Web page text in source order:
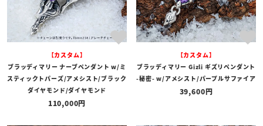
【カスタム】
ブラッディマリー ナーブペンダント w/ミ
スティックトパーズ/アメシスト/ブラック
ダイヤモンド/ダイヤモンド
110,000
【カスタム】
ブラッディマリー Gizli ギズリペンダント
-秘密- w/アメシスト/パープルサファイア
39,600